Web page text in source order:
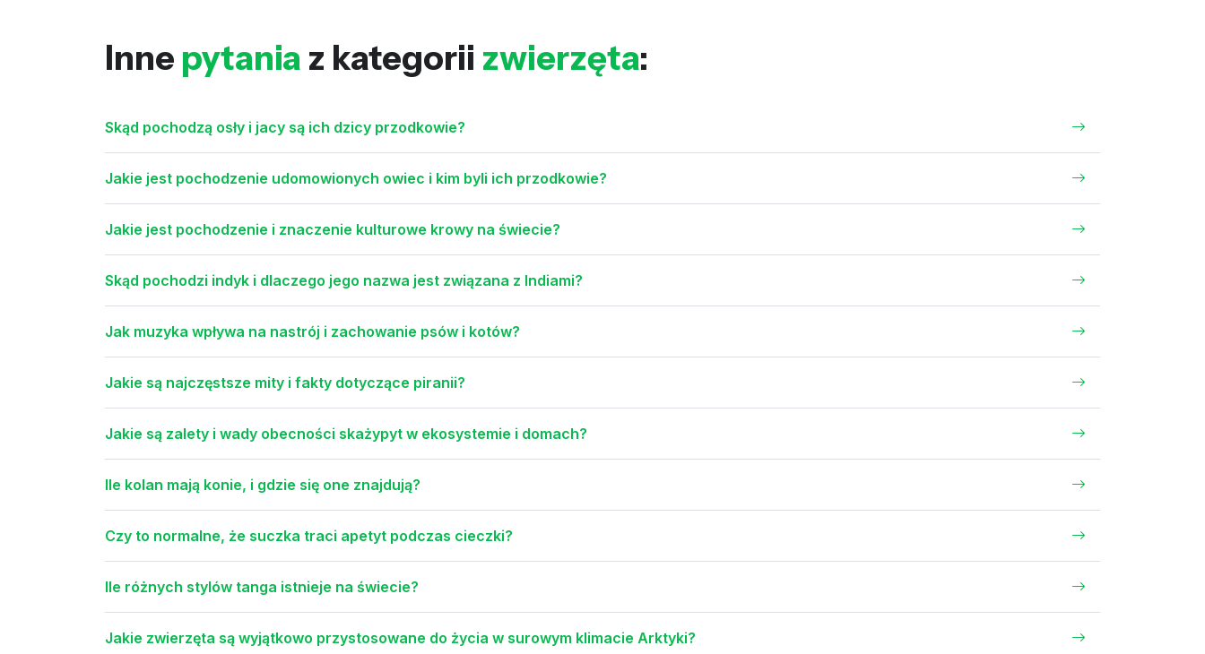
Inne pytania z kategorii zwierzęta:
Skąd pochodzą osły i jacy są ich dzicy przodkowie?
Jakie jest pochodzenie udomowionych owiec i kim byli ich przodkowie?
Jakie jest pochodzenie i znaczenie kulturowe krowy na świecie?
Skąd pochodzi indyk i dlaczego jego nazwa jest związana z Indiami?
Jak muzyka wpływa na nastrój i zachowanie psów i kotów?
Jakie są najczęstsze mity i fakty dotyczące piranii?
Jakie są zalety i wady obecności skażypyt w ekosystemie i domach?
Ile kolan mają konie, i gdzie się one znajdują?
Czy to normalne, że suczka traci apetyt podczas cieczki?
Ile różnych stylów tanga istnieje na świecie?
Jakie zwierzęta są wyjątkowo przystosowane do życia w surowym klimacie Arktyki?